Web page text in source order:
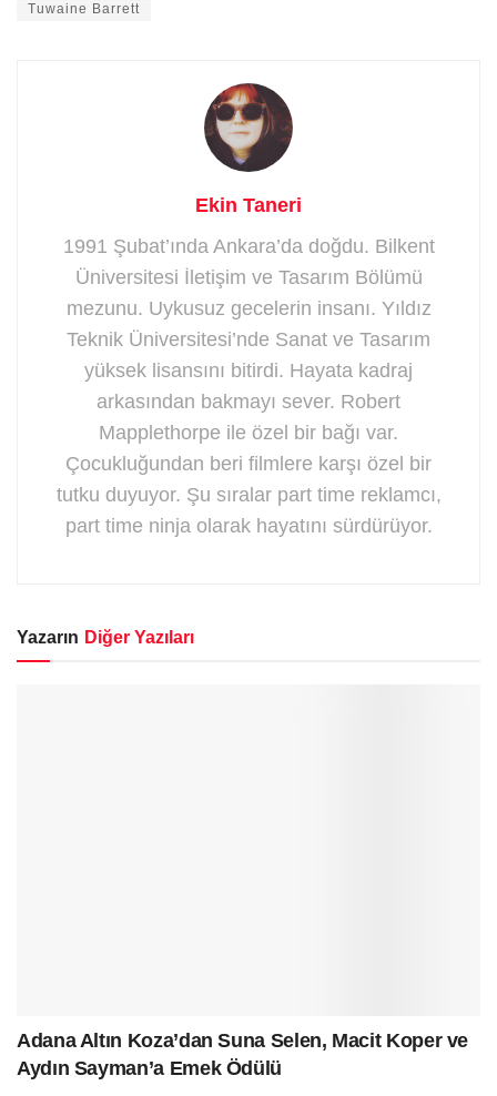
Tuwaine Barrett
Ekin Taneri
1991 Şubat’ında Ankara’da doğdu. Bilkent
Üniversitesi İletişim ve Tasarım Bölümü
mezunu. Uykusuz gecelerin insanı. Yıldız
Teknik Üniversitesi’nde Sanat ve Tasarım
yüksek lisansını bitirdi. Hayata kadraj
arkasından bakmayı sever. Robert
Mapplethorpe ile özel bir bağı var.
Çocukluğundan beri filmlere karşı özel bir
tutku duyuyor. Şu sıralar part time reklamcı,
part time ninja olarak hayatını sürdürüyor.
Yazarın Diğer Yazıları
Adana Altın Koza’dan Suna Selen, Macit Koper ve
Aydın Sayman’a Emek Ödülü